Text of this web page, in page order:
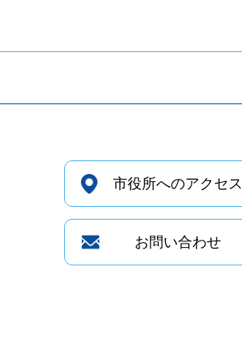
市役所へのアクセス
お問い合わせ